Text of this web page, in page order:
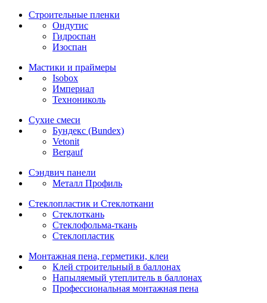
Строительные пленки
Ондутис
Гидроспан
Изоспан
Мастики и праймеры
Isobox
Империал
Технониколь
Сухие смеси
Бундекс (Bundex)
Vetonit
Bergauf
Сэндвич панели
Металл Профиль
Стеклопластик и Стеклоткани
Стеклоткань
Стеклофольма-ткань
Стеклопластик
Монтажная пена, герметики, клеи
Клей строительный в баллонах
Напыляемый утеплитель в баллонах
Профессиональная монтажная пена